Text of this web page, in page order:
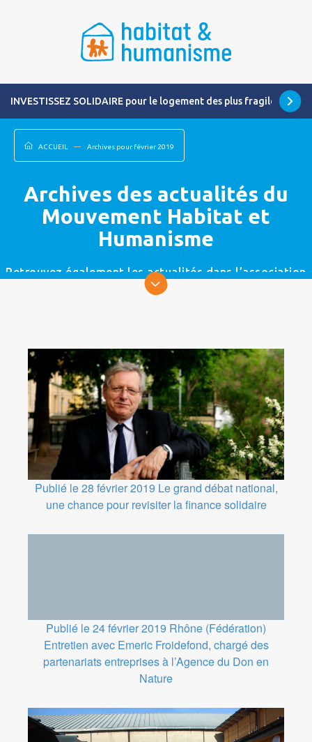
INVESTISSEZ SOLIDAIRE pour le logement des plus fragiles
ACCUEIL Archives pour février 2019
Archives des actualités du
Mouvement Habitat et
Humanisme
Retrouvez également les actualités dans l’association
la plus proche de chez vous.
Publié le 28 février 2019 Le grand débat national,
une chance pour revisiter la finance solidaire
Publié le 24 février 2019 Rhône (Fédération)
Entretien avec Emeric Froidefond, chargé des
partenariats entreprises à l’Agence du Don en
Nature